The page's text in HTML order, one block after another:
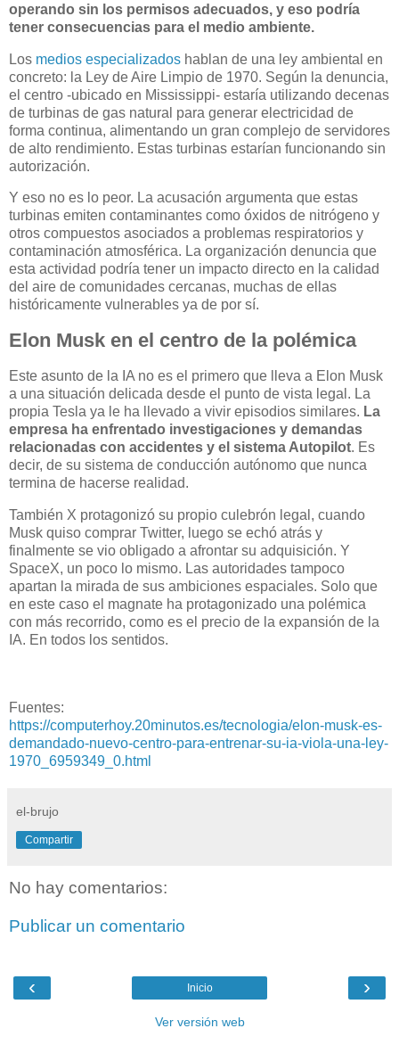
operando sin los permisos adecuados, y eso podría
tener consecuencias para el medio ambiente.
Los medios especializados hablan de una ley ambiental en
concreto: la Ley de Aire Limpio de 1970. Según la denuncia,
el centro -ubicado en Mississippi- estaría utilizando decenas
de turbinas de gas natural para generar electricidad de
forma continua, alimentando un gran complejo de servidores
de alto rendimiento. Estas turbinas estarían funcionando sin
autorización.
Y eso no es lo peor. La acusación argumenta que estas
turbinas emiten contaminantes como óxidos de nitrógeno y
otros compuestos asociados a problemas respiratorios y
contaminación atmosférica. La organización denuncia que
esta actividad podría tener un impacto directo en la calidad
del aire de comunidades cercanas, muchas de ellas
históricamente vulnerables ya de por sí.
Elon Musk en el centro de la polémica
Este asunto de la IA no es el primero que lleva a Elon Musk
a una situación delicada desde el punto de vista legal. La
propia Tesla ya le ha llevado a vivir episodios similares. La
empresa ha enfrentado investigaciones y demandas
relacionadas con accidentes y el sistema Autopilot. Es
decir, de su sistema de conducción autónomo que nunca
termina de hacerse realidad.
También X protagonizó su propio culebrón legal, cuando
Musk quiso comprar Twitter, luego se echó atrás y
finalmente se vio obligado a afrontar su adquisición. Y
SpaceX, un poco lo mismo. Las autoridades tampoco
apartan la mirada de sus ambiciones espaciales. Solo que
en este caso el magnate ha protagonizado una polémica
con más recorrido, como es el precio de la expansión de la
IA. En todos los sentidos.
Fuentes:
https://computerhoy.20minutos.es/tecnologia/elon-musk-es-
demandado-nuevo-centro-para-entrenar-su-ia-viola-una-ley-
1970_6959349_0.html
el-brujo
Compartir
No hay comentarios:
Publicar un comentario
‹ ›
Inicio
Ver versión web